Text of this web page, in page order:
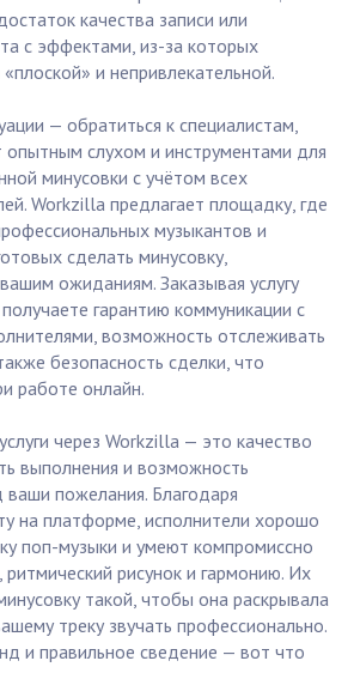
качества записи или
с эффектами, из-за которых
и непривлекательной.
— обратиться к специалистам,
слухом и инструментами для
минусовки с учётом всех
Workzilla предлагает площадку, где
музыкантов и
сделать минусовку,
ожиданиям. Заказывая услугу
гарантию коммуникации с
возможность отслеживать
безопасность сделки, что
работе онлайн.
через Workzilla — это качество
выполнения и возможность
ваши пожелания. Благодаря
на платформе, исполнители хорошо
поп-музыки и умеют компромиссно
рисунок и гармонию. Их
такой, чтобы она раскрывала
треку звучать профессионально.
и правильное сведение — вот что